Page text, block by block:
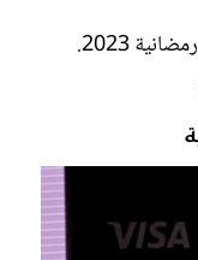
بعد الاطلاع إلى أجمل موديلات قفاطين رمضانية 2023.